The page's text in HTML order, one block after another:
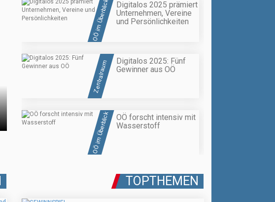
OÖ im Überblick
Digitalos 2025 prämiert
Unternehmen, Vereine
und Persönlichkeiten
Zentralraum
Digitalos 2025: Fünf
Gewinner aus OÖ
OÖ im Überblick
OÖ forscht intensiv mit
Wasserstoff
TOPTHEMEN